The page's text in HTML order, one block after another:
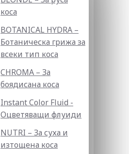
коса
BOTANICAL HYDRA –
Ботаническа грижа за
всеки тип коса
CHROMA – За
боядисана коса
Instant Color Fluid -
Оцветяващи флуиди
NUTRI – За суха и
изтощена коса